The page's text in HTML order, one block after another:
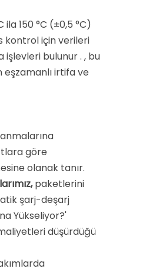
ila 150 °C (±0,5 °C)
kontrol için verileri
işlevleri bulunur. , bu
eşzamanlı irtifa ve
göre
olanak tanır.
paketlerini
şarj-deşarj
Yükseliyor?'
düşürdüğü